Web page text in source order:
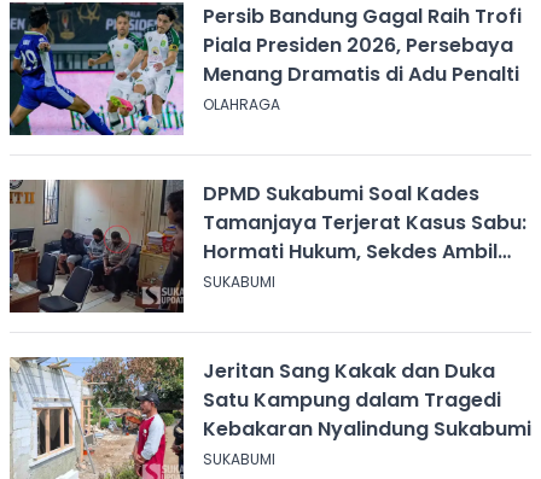
Persib Bandung Gagal Raih Trofi
Piala Presiden 2026, Persebaya
Menang Dramatis di Adu Penalti
OLAHRAGA
DPMD Sukabumi Soal Kades
Tamanjaya Terjerat Kasus Sabu:
Hormati Hukum, Sekdes Ambil
Alih Pelayanan
SUKABUMI
Jeritan Sang Kakak dan Duka
Satu Kampung dalam Tragedi
Kebakaran Nyalindung Sukabumi
SUKABUMI